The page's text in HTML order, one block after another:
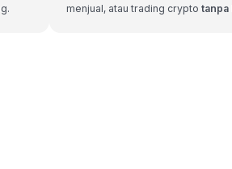
menjual, atau trading crypto tanpa